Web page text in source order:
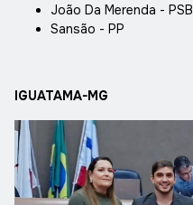
João Da Merenda - PSB
Sansão - PP
IGUATAMA-MG